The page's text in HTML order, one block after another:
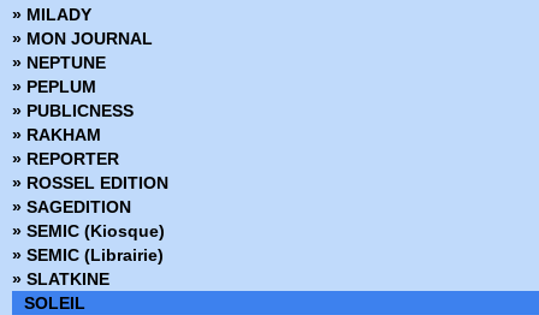
» World of Warcraft
» World of Warcraft - Deuxième cycle
» MILADY
» MON JOURNAL
» NEPTUNE
» PEPLUM
» PUBLICNESS
» RAKHAM
» REPORTER
» ROSSEL EDITION
» SAGEDITION
» SEMIC (Kiosque)
» SEMIC (Librairie)
» SLATKINE
SOLEIL